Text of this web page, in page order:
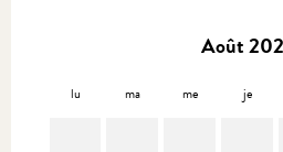
Août
lu ma me je